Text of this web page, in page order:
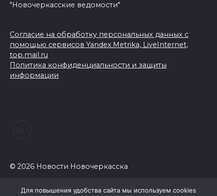
"Новочеркасские ведомости"
Согласие на обработку персональных данных с
помощью сервисов Yandex.Metrika, LiveInternet,
top.mail.ru
Политика конфиденциальности и защиты
информации
© 2026 Новости Новочеркасска
Для повышения удобства сайта мы используем cookies